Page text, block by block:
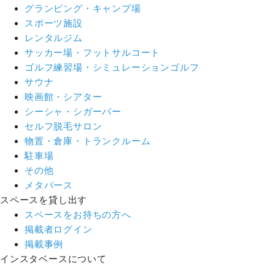
グランピング・キャンプ場
スポーツ施設
レンタルジム
サッカー場・フットサルコート
ゴルフ練習場・シミュレーションゴルフ
サウナ
映画館・シアター
シーシャ・シガーバー
セルフ脱毛サロン
物置・倉庫・トランクルーム
駐車場
その他
メタバース
スペースを貸し出す
スペースをお持ちの方へ
掲載者ログイン
掲載事例
インスタベースについて